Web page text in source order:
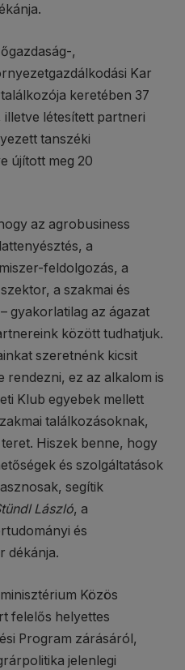
,
Kar
keretében 37
létesített partneri
tanszéki
újított meg 20
az agrobusiness
a
feldolgozás, a
a szakmai és
gyakorlatilag az ágazat
között tudhatjuk.
szeretnénk kicsit
ez az alkalom is
Klub egyebek mellett
találkozásoknak,
Hiszek benne, hogy
és szolgáltatások
segítik
László, a
és
dékánja.
Közös
felelős helyettes
Program zárásáról,
jelenlegi